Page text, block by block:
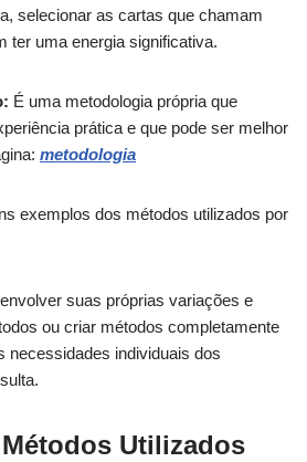
selecionar as cartas que chamam
ter uma energia significativa.
É uma metodologia própria que
prática e que pode ser melhor
metodologia
exemplos dos métodos utilizados por
suas próprias variações e
ou criar métodos completamente
necessidades individuais dos
Utilizados